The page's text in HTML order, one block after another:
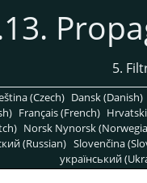
5.
(Czech) Dansk (Danish)
Français (French)
Norsk Nynorsk
(Russian) Slovenčina
український